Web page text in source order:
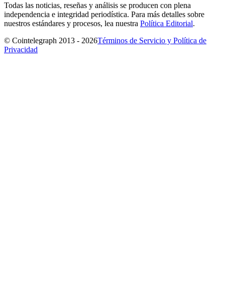
Todas las noticias, reseñas y análisis se producen con plena
independencia e integridad periodística. Para más detalles sobre
nuestros estándares y procesos, lea nuestra Política Editorial.
© Cointelegraph 2013 - 2026Términos de Servicio y Política de
Privacidad